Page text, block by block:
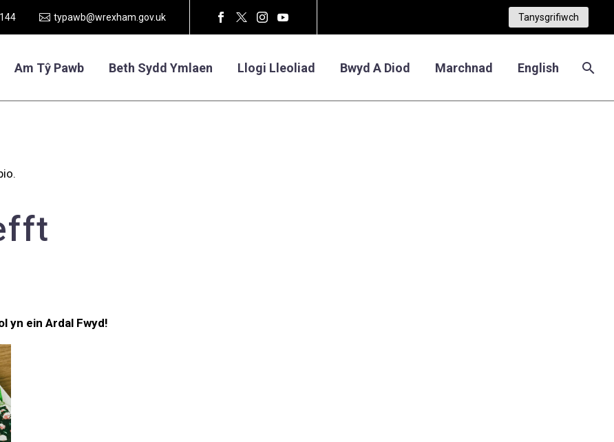
typawb@wrexham.gov.uk Tanysgrifiwch
Am Tŷ Pawb Beth Sydd Ymlaen Llogi Lleoliad Bwyd A Diod Marchnad English
yn ein Ardal Fwyd!